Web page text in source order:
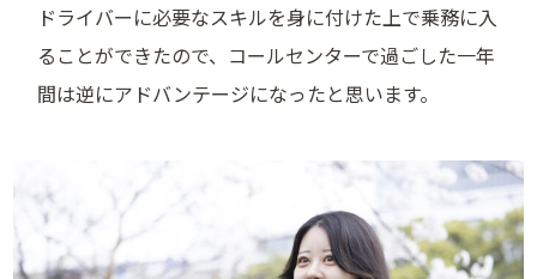
ドライバーに必要なスキルを身に付けた上で乗務に入
ることができたので、コールセンターで過ごした一年
間は逆にアドバンテージになったと思います。